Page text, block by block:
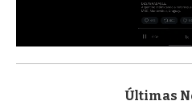
s
Últimas